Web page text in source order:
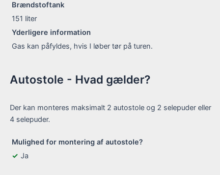
Brændstoftank
151 liter
Yderligere information
Gas kan påfyldes, hvis I løber tør på turen.
Autostole - Hvad gælder?
Der kan monteres maksimalt 2 autostole og 2 selepuder eller
4 selepuder.
Mulighed for montering af autostole?
Ja